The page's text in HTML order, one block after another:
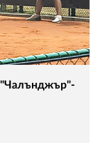
"Чалънджър"-